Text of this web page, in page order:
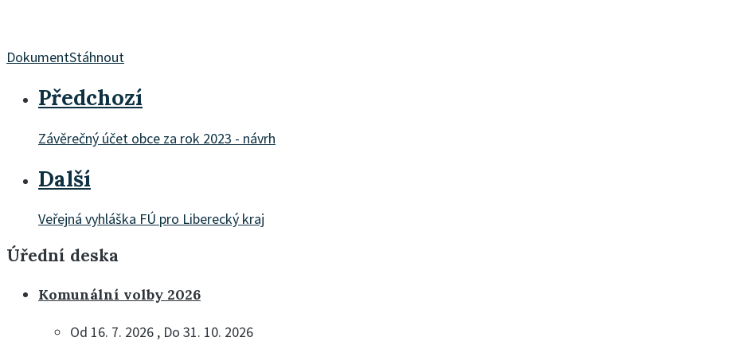
DokumentStáhnout
Předchozí
Závěrečný účet obce za rok 2023 - návrh
Další
Veřejná vyhláška FÚ pro Liberecký kraj
Úřední deska
Komunální volby 2026
Od 16. 7. 2026 , Do 31. 10. 2026